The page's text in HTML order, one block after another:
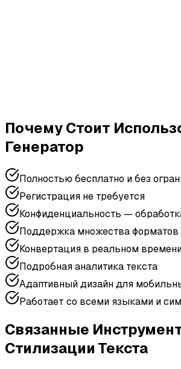
Почему Стоит
Генератор
Полностью бесплатно и без
Регистрация не требуется
Конфиденциальность —
Поддержка множества форматов
Конвертация в реальном
Подробная аналитика текста
Адаптивный дизайн для
Работает со всеми языками и
Связанные
Стилизации Текста